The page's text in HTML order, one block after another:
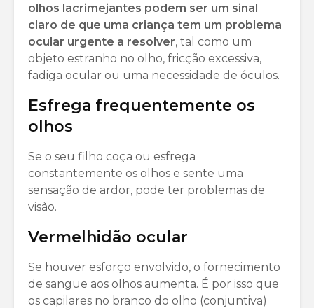
olhos lacrimejantes podem ser um sinal
claro de que uma criança tem um problema
ocular urgente a resolver, tal como um
objeto estranho no olho, fricção excessiva,
fadiga ocular ou uma necessidade de óculos.
Esfrega frequentemente os
olhos
Se o seu filho coça ou esfrega
constantemente os olhos e sente uma
sensação de ardor, pode ter problemas de
visão.
Vermelhidão ocular
Se houver esforço envolvido, o fornecimento
de sangue aos olhos aumenta. É por isso que
os capilares no branco do olho (conjuntiva)